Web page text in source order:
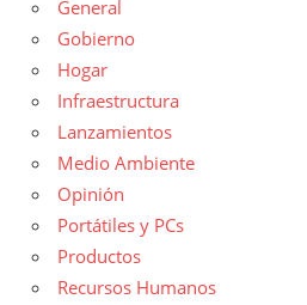
General
Gobierno
Hogar
Infraestructura
Lanzamientos
Medio Ambiente
Opinión
Portátiles y PCs
Productos
Recursos Humanos